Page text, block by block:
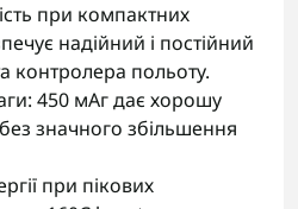
при компактних
надійний і постійний
контролера польоту.
450 мАг дає хорошу
значного збільшення
при пікових